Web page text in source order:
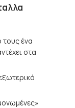
τους ένα
στα